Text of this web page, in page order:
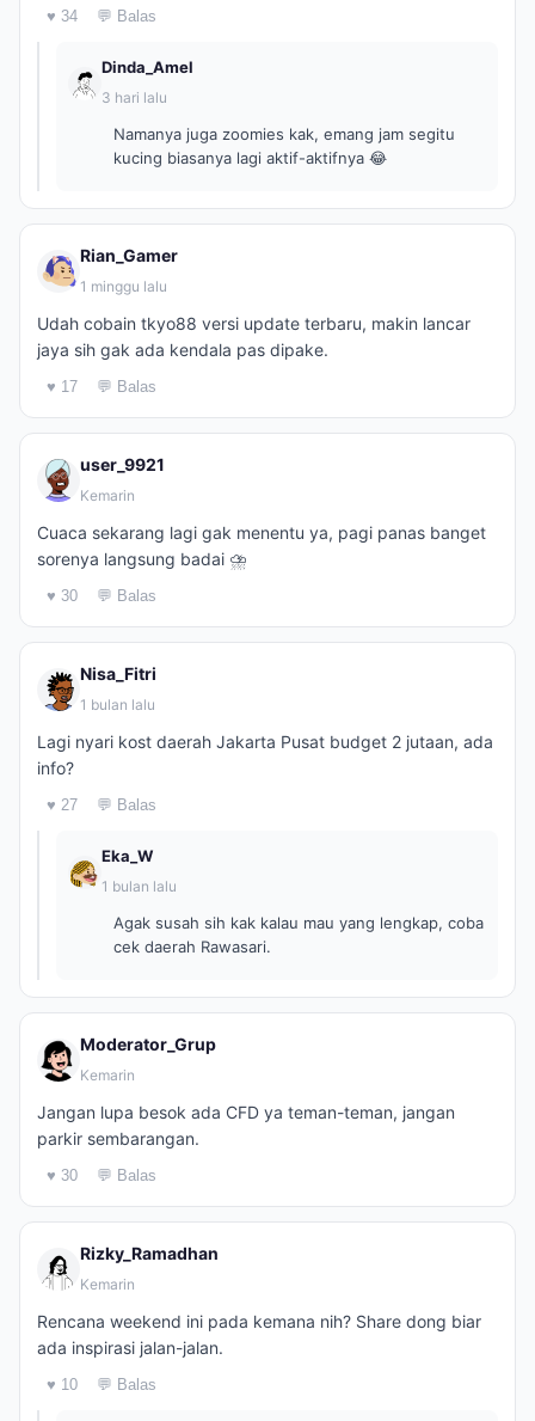
♥ 34 💬 Balas
Dinda_Amel
3 hari lalu
Namanya juga zoomies kak, emang jam segitu
kucing biasanya lagi aktif-aktifnya 😂
Rian_Gamer
1 minggu lalu
Udah cobain tkyo88 versi update terbaru, makin lancar
jaya sih gak ada kendala pas dipake.
♥ 17 💬 Balas
user_9921
Kemarin
Cuaca sekarang lagi gak menentu ya, pagi panas banget
sorenya langsung badai ⛈️
♥ 30 💬 Balas
Nisa_Fitri
1 bulan lalu
Lagi nyari kost daerah Jakarta Pusat budget 2 jutaan, ada
info?
♥ 27 💬 Balas
Eka_W
1 bulan lalu
Agak susah sih kak kalau mau yang lengkap, coba
cek daerah Rawasari.
Moderator_Grup
Kemarin
Jangan lupa besok ada CFD ya teman-teman, jangan
parkir sembarangan.
♥ 30 💬 Balas
Rizky_Ramadhan
Kemarin
Rencana weekend ini pada kemana nih? Share dong biar
ada inspirasi jalan-jalan.
♥ 10 💬 Balas